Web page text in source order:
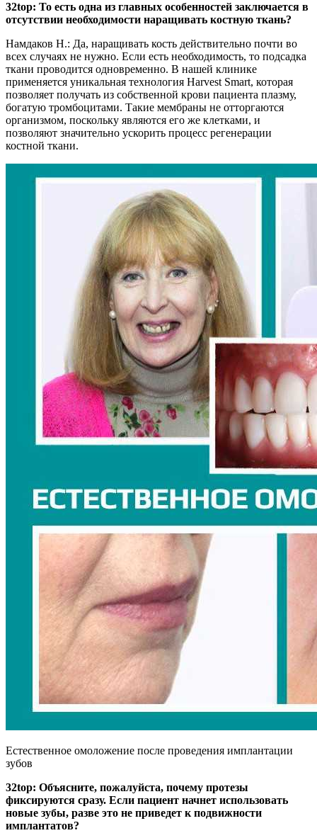
32top: То есть одна из главных особенностей заключается в
отсутствии необходимости наращивать костную ткань?
Намдаков Н.: Да, наращивать кость действительно почти во
всех случаях не нужно. Если есть необходимость, то подсадка
ткани проводится одновременно. В нашей клинике
применяется уникальная технология Harvest Smart, которая
позволяет получать из собственной крови пациента плазму,
богатую тромбоцитами. Такие мембраны не отторгаются
организмом, поскольку являются его же клетками, и
позволяют значительно ускорить процесс регенерации
костной ткани.
Естественное омоложение после проведения имплантации
зубов
32top: Объясните, пожалуйста, почему протезы
фиксируются сразу. Если пациент начнет использовать
новые зубы, разве это не приведет к подвижности
имплантатов?